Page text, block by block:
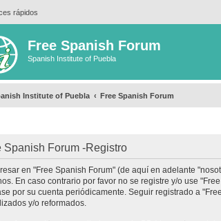
rápidos
Free Spanish Forum
Spanish Institute of Puebla
Institute of Puebla Free Spanish Forum
Spanish Forum -Registro
en "Free Spanish Forum" (de aquí en adelante
En caso contrario por favor no se registre y/o use
por su cuenta periódicamente. Seguir registrado a
y/o reformados.